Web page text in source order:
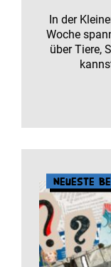
In der
Woche
über Tiere,
Neueste